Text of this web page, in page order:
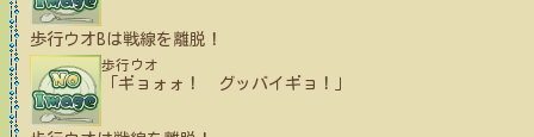
歩行ウオBは戦線を離脱！
歩行ウオ
「ギョォォ！ グッバイギョ！」